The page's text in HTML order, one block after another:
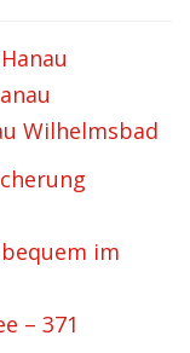
Wilhelmsbad
im
– 371